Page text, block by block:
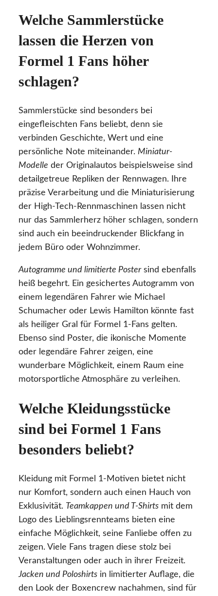
Welche Sammlerstücke
lassen die Herzen von
Formel 1 Fans höher
schlagen?
Sammlerstücke sind besonders bei
eingefleischten Fans beliebt, denn sie
verbinden Geschichte, Wert und eine
persönliche Note miteinander. Miniatur-
Modelle der Originalautos beispielsweise sind
detailgetreue Repliken der Rennwagen. Ihre
präzise Verarbeitung und die Miniaturisierung
der High-Tech-Rennmaschinen lassen nicht
nur das Sammlerherz höher schlagen, sondern
sind auch ein beeindruckender Blickfang in
jedem Büro oder Wohnzimmer.
Autogramme und limitierte Postersind ebenfalls
heiß begehrt. Ein gesichertes Autogramm von
einem legendären Fahrer wie Michael
Schumacher oder Lewis Hamilton könnte fast
als heiliger Gral für Formel 1-Fans gelten.
Ebenso sind Poster, die ikonische Momente
oder legendäre Fahrer zeigen, eine
wunderbare Möglichkeit, einem Raum eine
motorsportliche Atmosphäre zu verleihen.
Welche Kleidungsstücke
sind bei Formel 1 Fans
besonders beliebt?
Kleidung mit Formel 1-Motiven bietet nicht
nur Komfort, sondern auch einen Hauch von
Exklusivität. Teamkappen und T-Shirts mit dem
Logo des Lieblingsrennteams bieten eine
einfache Möglichkeit, seine Fanliebe offen zu
zeigen. Viele Fans tragen diese stolz bei
Veranstaltungen oder auch in ihrer Freizeit.
Jacken und Poloshirts in limitierter Auflage, die
den Look der Boxencrew nachahmen, sind für